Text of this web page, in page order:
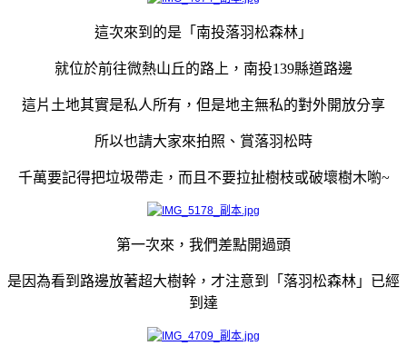
這次來到的是「南投落羽松森林」
就位於前往微熱山丘的路上，南投139縣道路邊
這片土地其實是私人所有，但是地主無私的對外開放分享
所以也請大家來拍照、賞落羽松時
千萬要記得把垃圾帶走，而且不要拉扯樹枝或破壞樹木喲~
第一次來，我們差點開過頭
是因為看到路邊放著超大樹幹，才注意到「落羽松森林」已經
到達